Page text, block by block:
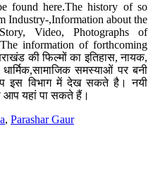
found here.The history of so
Industry-,Information about the
Video, Photographs of
information of forthcoming
की फिल्मों का इतिहास, नायक,
समस्याओं पर बनी
इस विभाग में देख सकते है। नयी
आप यहां पा सकते हैं।
, Parashar Gaur